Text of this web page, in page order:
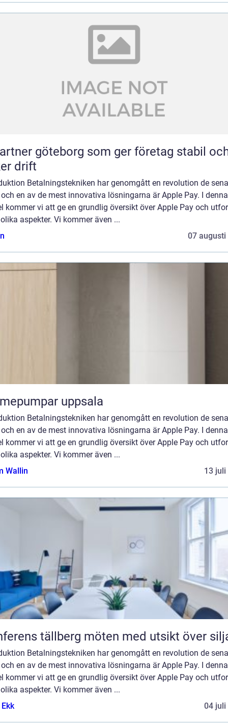
göteborg som ger företag stabil
drift
Betalningstekniken har genomgått en revolution de
och en av de mest innovativa lösningarna är Apple Pay. I denna
kommer vi att ge en grundlig översikt över Apple Pay och
aspekter. Vi kommer även ...
07 augusti
uppsala
Betalningstekniken har genomgått en revolution de
och en av de mest innovativa lösningarna är Apple Pay. I denna
kommer vi att ge en grundlig översikt över Apple Pay och
aspekter. Vi kommer även ...
Wallin
13 juli
Konferens tällberg möten med utsikt över
Betalningstekniken har genomgått en revolution de
och en av de mest innovativa lösningarna är Apple Pay. I denna
kommer vi att ge en grundlig översikt över Apple Pay och
aspekter. Vi kommer även ...
04 juli